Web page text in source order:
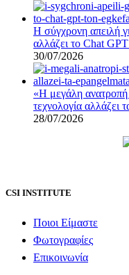
Η σύγχρονη απειλή
αλλάζει το Chat
30/07/2026
«Η μεγάλη
τεχνολογία αλλάζει
28/07/2026
CSI INSTITUTE
Ποιοι Είμαστε
Φωτογραφίες
Επικοινωνία